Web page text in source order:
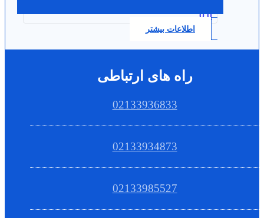
0.0
اطلاعات بیشتر
راه های ارتباطی
02133936833
02133934873
02133985527